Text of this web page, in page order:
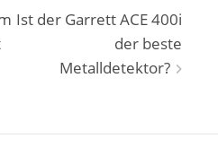
Ist der Garrett ACE 400i
der beste
Metalldetektor?